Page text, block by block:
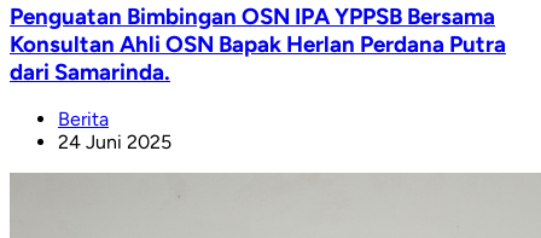
Penguatan Bimbingan OSN IPA YPPSB Bersama
Konsultan Ahli OSN Bapak Herlan Perdana Putra
dari Samarinda.
Berita
24 Juni 2025